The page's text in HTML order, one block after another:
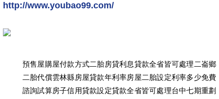
http://www.youbao99.com/
預售屋購屋付款方式二胎房貸利息貸款全省皆可處理二崙鄉
二胎代償雲林縣房屋貸款年利率房屋二胎設定利率多少免費
諮詢試算房子信用貸款設定貸款全省皆可處理台中七期重劃